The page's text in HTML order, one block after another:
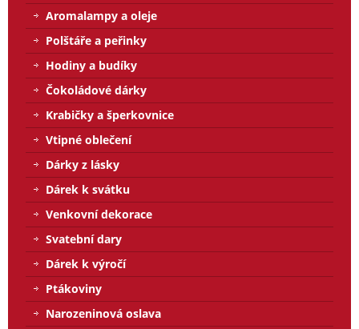
Aromalampy a oleje
Polštáře a peřinky
Hodiny a budíky
Čokoládové dárky
Krabičky a šperkovnice
Vtipné oblečení
Dárky z lásky
Dárek k svátku
Venkovní dekorace
Svatební dary
Dárek k výročí
Ptákoviny
Narozeninová oslava